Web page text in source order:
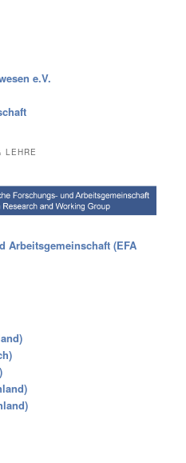
e.V.
LEHRE
Arbeitsgemeinschaft (EFA